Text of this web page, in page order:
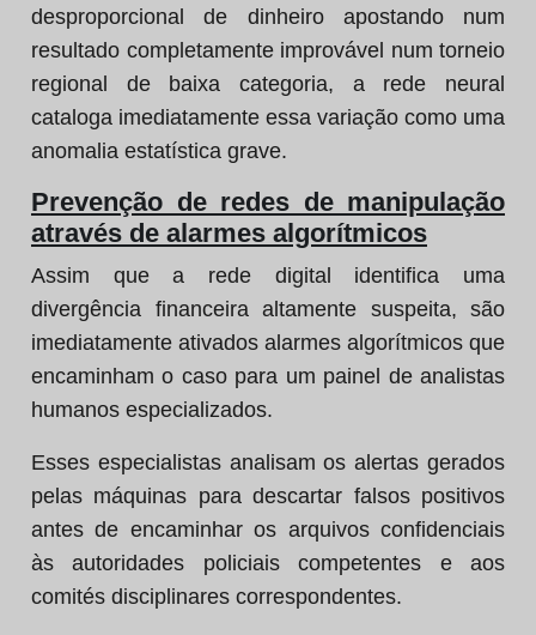
desproporcional de dinheiro apostando num
resultado completamente improvável num torneio
regional de baixa categoria, a rede neural
cataloga imediatamente essa variação como uma
anomalia estatística grave.
Prevenção de redes de manipulação
através de alarmes algorítmicos
Assim que a rede digital identifica uma
divergência financeira altamente suspeita, são
imediatamente ativados alarmes algorítmicos que
encaminham o caso para um painel de analistas
humanos especializados.
Esses especialistas analisam os alertas gerados
pelas máquinas para descartar falsos positivos
antes de encaminhar os arquivos confidenciais
às autoridades policiais competentes e aos
comités disciplinares correspondentes.